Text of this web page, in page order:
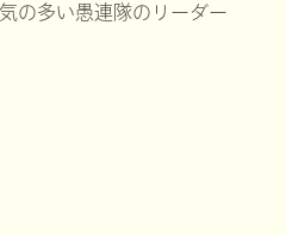
の多い愚連隊のリーダー